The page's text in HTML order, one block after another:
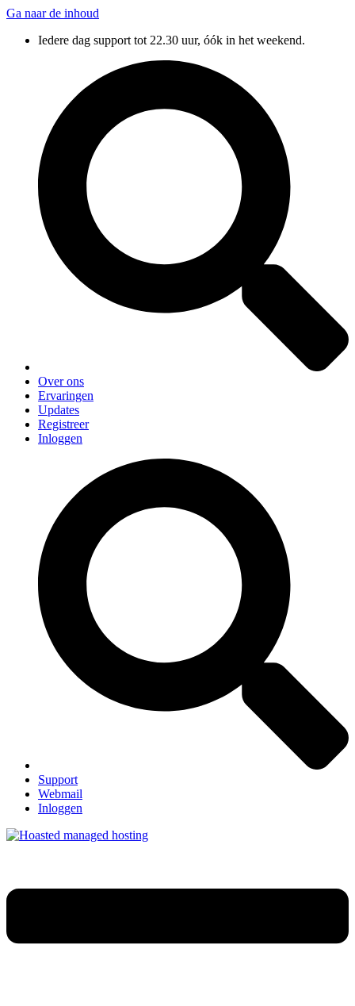
Ga naar de inhoud
Iedere dag support tot 22.30 uur, óók in het weekend.
Over ons
Ervaringen
Updates
Registreer
Inloggen
Support
Webmail
Inloggen